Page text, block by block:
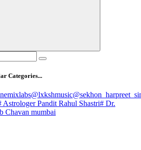
Categories...
@lxkshmusic
Astrologer Pandit Rahul Shastri# Dr.
Chavan mumbai